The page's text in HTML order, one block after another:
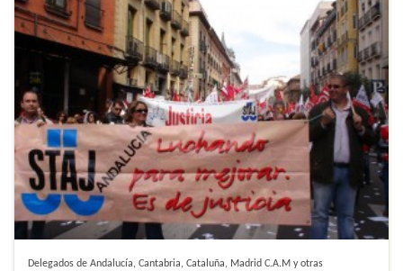
Delegados de Andalucía, Cantabria, Cataluña, Madrid C.A.M y otras